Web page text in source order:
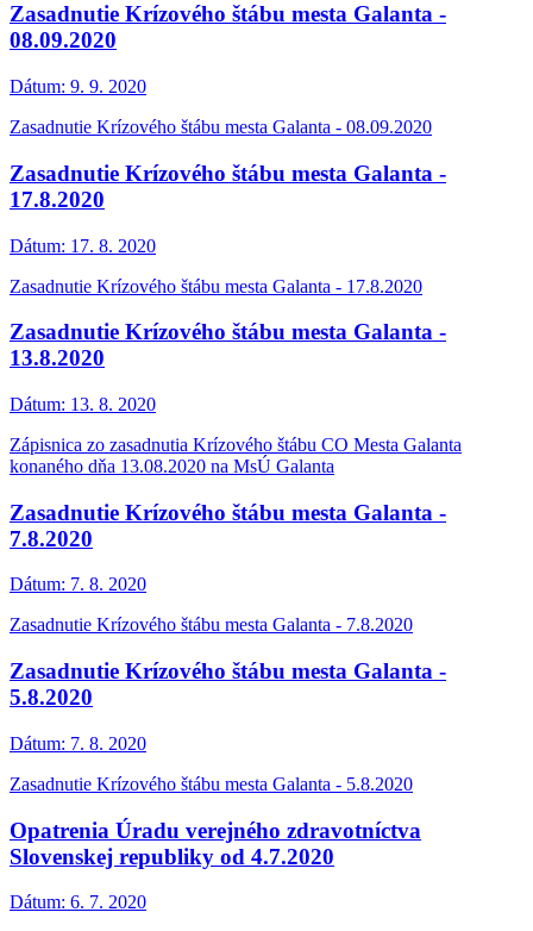
Zasadnutie Krízového štábu mesta Galanta -
08.09.2020
Dátum: 9. 9. 2020
Zasadnutie Krízového štábu mesta Galanta - 08.09.2020
Zasadnutie Krízového štábu mesta Galanta -
17.8.2020
Dátum: 17. 8. 2020
Zasadnutie Krízového štábu mesta Galanta - 17.8.2020
Zasadnutie Krízového štábu mesta Galanta -
13.8.2020
Dátum: 13. 8. 2020
Zápisnica zo zasadnutia Krízového štábu CO Mesta Galanta
konaného dňa 13.08.2020 na MsÚ Galanta
Zasadnutie Krízového štábu mesta Galanta -
7.8.2020
Dátum: 7. 8. 2020
Zasadnutie Krízového štábu mesta Galanta - 7.8.2020
Zasadnutie Krízového štábu mesta Galanta -
5.8.2020
Dátum: 7. 8. 2020
Zasadnutie Krízového štábu mesta Galanta - 5.8.2020
Opatrenia Úradu verejného zdravotníctva
Slovenskej republiky od 4.7.2020
Dátum: 6. 7. 2020